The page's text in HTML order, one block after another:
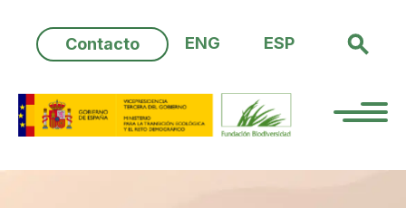
content
Contacto ENG ESP